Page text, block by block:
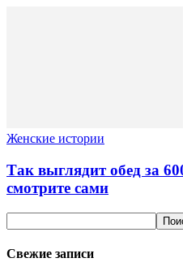
Женские истории
Так выглядит обед за
смотрите сами
Свежие записи